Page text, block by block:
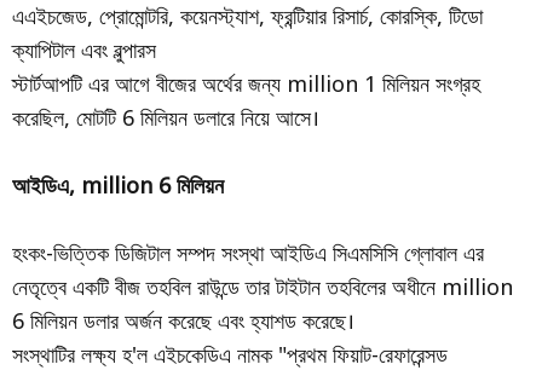
এএইচজেড, প্রোমোন্টরি, কয়েনস্ট্যাশ, ফ্রন্টিয়ার রিসার্চ, কোরস্কি, টিডো
ক্যাপিটাল এবং বুল্পারস
স্টার্টআপটি এর আগে বীজের অর্থের জন্য million 1 মিলিয়ন সংগ্রহ
করেছিল, মোটটি 6 মিলিয়ন ডলারে নিয়ে আসে।
আইডিএ, million 6 মিলিয়ন
হংকং-ভিত্তিক ডিজিটাল সম্পদ সংস্থা আইডিএ সিএমসিসি গ্লোবাল এর
নেতৃত্বে একটি বীজ তহবিল রাউন্ডে তার টাইটান তহবিলের অধীনে million
6 মিলিয়ন ডলার অর্জন করেছে এবং হ্যাশড করেছে।
সংস্থাটির লক্ষ্য হ'ল এইচকেডিএ নামক "প্রথম ফিয়াট-রেফারেন্সড